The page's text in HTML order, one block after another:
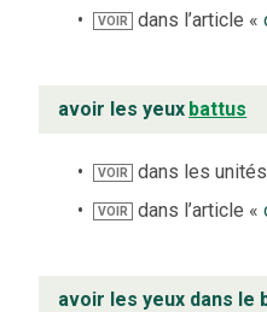
VOIR dans l’article «
avoir les yeux battus
VOIR dans les
VOIR dans l’article «
avoir les yeux dans le